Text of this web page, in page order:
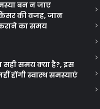
बन न जाए
की वजह, जान
का समय
समय क्‍या है?, इस
होंगी स्वास्थ समस्याएं